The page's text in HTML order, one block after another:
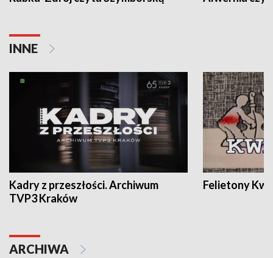
INNE
Kadry z przeszłości. Archiwum
TVP3 Kraków
Felietony
ARCHIWA